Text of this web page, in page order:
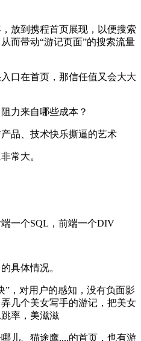
放到携程首页展现，以便搜索
而带动“游记页面”的搜索流量
口在首页，那信任值又会大大
力来自哪些成本？
常大。
一个SQL，前端一个DIV
具体情况。
”，对用户的感知，没有负面影
几个美女写手的游记，把美女
率，美滋滋
儿、猫途鹰....的首页，也有游